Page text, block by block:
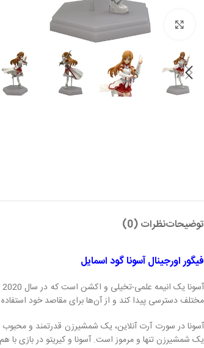
بزرگنمایی تصویر
توضیحاتنظرات (0)
فیگور اورجینال آسونا گود اسمایل
مختلف دسترسی پیدا کند و از آن‌ها برای مقاصد خود
آسونا در سورت آرت آنلاین، یک شمشیرزن قدرتمند و
یک شمشیرزن تنها و مرموز است. آسونا و کیریتو در بازی